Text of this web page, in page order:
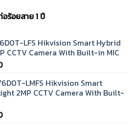
ร้อยสาย 1 ปี
LFS Hikvision Smart Hybrid
CCTV Camera With Built-in MIC
LMFS Hikvision Smart
2MP CCTV Camera With Built-